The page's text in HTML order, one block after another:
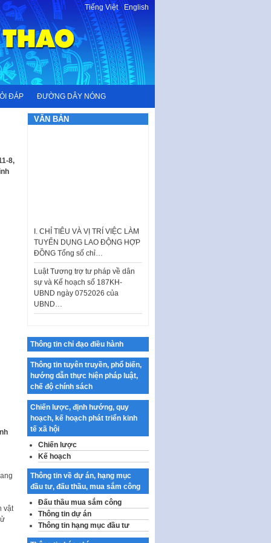
Tiếng Việt-English
ĐÁP ĐƯỜNG DÂY NÓNG
8,
vật
VĂN BẢN
TUYỂN DỤNG LAO ĐỘNG HỢP
ĐỒNG Tổng số chỉ…
Luật Tương trợ tư pháp về dân
sự và Kế hoạch số 187KH-
UBND ngày 0752026 của
UBND…
Ban hành Danh mục vị trí khai
Kế hoạch Tổ chức Cuộc thi
chính luận về bảo vệ nền tảng tư
tưởng của Đảng…
Công bố công khai dự toán kinh
phí xây dựng pháp luật, hoàn
thiện thể chế, chính…
Quy định về nghiên cứu, ứng
dụng khoa học, công nghệ, đổi
mới sáng tạo và chuyển…
Quy định chi tiết và hướng dẫn
thi hành một số điều của Luật Lý
lịch tư…
Sửa đổi, bổ sung một số nội
dung tại Nghị quyết số 30/NQ-
CP ngày 24 tháng 02…
Thông tin chỉ đạo điều hành
Thông tin tuyên truyền, phổ biến,
hướng dẫn thực hiện pháp luật,
chế độ chính sách
Chiến lược, định hướng, quy
hoạch, kế hoạch phát triển kinh
tế xã hội
Chiến lược
Kế hoạch
Thông tin về dự án, hạng mục
đầu tư, đấu thầu, mua sắm công
Đấu thầu mua sắm công
Thông tin dự án
Thông tin hạng mục đầu tư